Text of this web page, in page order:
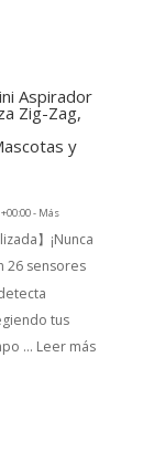
Aspirador
Zig-Zag,
y
- Más
】¡Nunca
26 sensores
tus
... Leer más